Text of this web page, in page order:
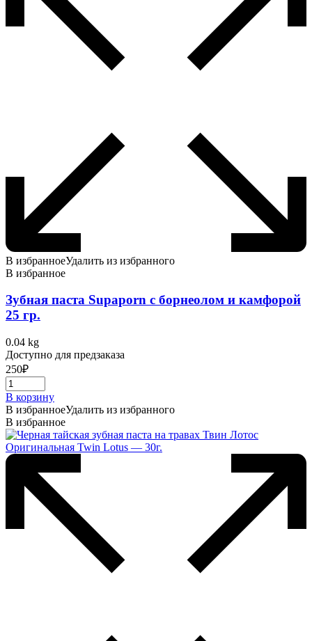
В избранноеУдалить из избранного
В избранное
Зубная паста Supaporn c борнеолом и камфорой
25 гр.
0.04 kg
Доступно для предзаказа
250₽
В корзину
В избранноеУдалить из избранного
В избранное